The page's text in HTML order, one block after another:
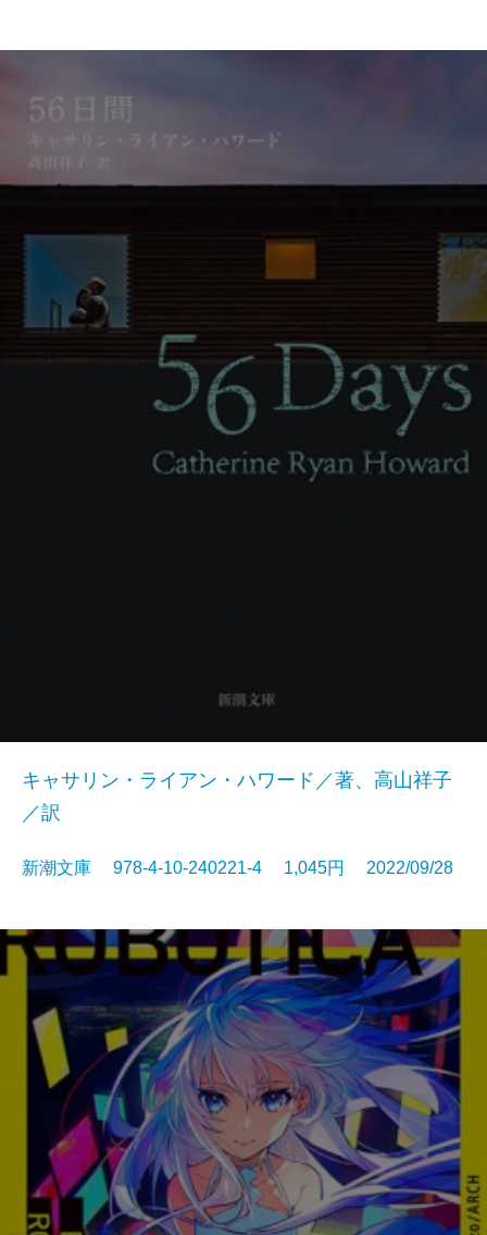
キャサリン・ライアン・ハワード／著、高山祥子
／訳
新潮文庫 978-4-10-240221-4 1,045円 2022/09/28